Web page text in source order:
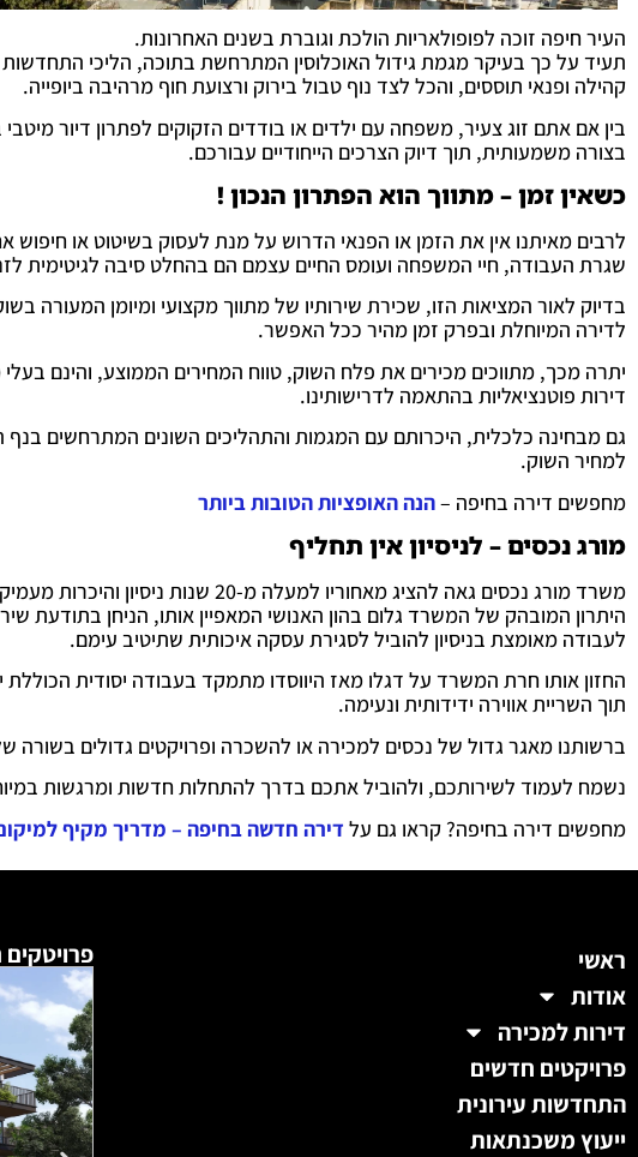
העיר חיפה זוכה לפופולאריות הולכת וגוברת בשנים האחרונות.
תעיד על כך בעיקר מגמת גידול האוכלוסין המתרחשת בתוכה, הליכי התחדשות
קהילה ופנאי תוססים, והכל לצד נוף טבול בירוק ורצועת חוף מרהיבה ביופייה.
בין אם אתם זוג צעיר, משפחה עם ילדים או בודדים הזקוקים לפתרון דיור
בצורה משמעותית, תוך דיוק הצרכים הייחודיים עבורכם.
כשאין זמן – מתווך הוא הפתרון הנכון !
לרבים מאיתנו אין את הזמן או הפנאי הדרוש על מנת לעסוק בשיטוט או חיפוש
שגרת העבודה, חיי המשפחה ועומס החיים עצמם הם בהחלט סיבה לגיטימית
בדיוק לאור המציאות הזו, שכירת שירותיו של מתווך מקצועי ומיומן המעורה
לדירה המיוחלת ובפרק זמן מהיר ככל האפשר.
יתרה מכך, מתווכים מכירים את פלח השוק, טווח המחירים הממוצע, והינם
דירות פוטנציאליות בהתאמה לדרישותינו.
גם מבחינה כלכלית, היכרותם עם המגמות והתהליכים השונים המתרחשים
למחיר השוק.
מחפשים דירה בחיפה –הנה האופציות הטובות ביותר
מורג נכסים – לניסיון אין תחליף
משרד מורג נכסים גאה להציג מאחוריו למעלה מ-20 שנות ניסיון והיכרות מעמיקה עם תחום הנדל"ן בצפון בכלל ובחיפה בפרט.
היתרון המובהק של המשרד גלום בהון האנושי המאפיין אותו, הניחן בתודעת
לעבודה מאומצת בניסיון להוביל לסגירת עסקה איכותית שתיטיב עימם.
החזון אותו חרת המשרד על דגלו מאז היווסדו מתמקד בעבודה יסודית
תוך השריית אווירה ידידותית ונעימה.
ברשותנו מאגר גדול של נכסים למכירה או להשכרה ופרויקטים גדולים בשורה
נשמח לעמוד לשירותכם, ולהוביל אתכם בדרך להתחלות חדשות ומרגשות
מחפשים דירה בחיפה? קראו גם על דירה חדשה בחיפה – מדריך מקיף
ראשי
אודות
דירות למכירה
פרויקטים חדשים
התחדשות עירונית
ייעוץ משכנתאות